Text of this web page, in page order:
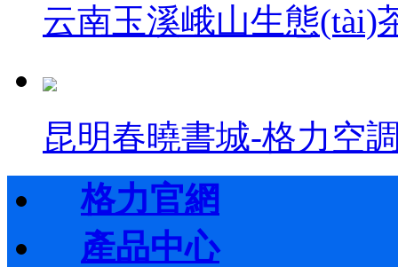
云南玉溪峨山生態(tài)
昆明春曉書城-格力空
格力官網
產品中心